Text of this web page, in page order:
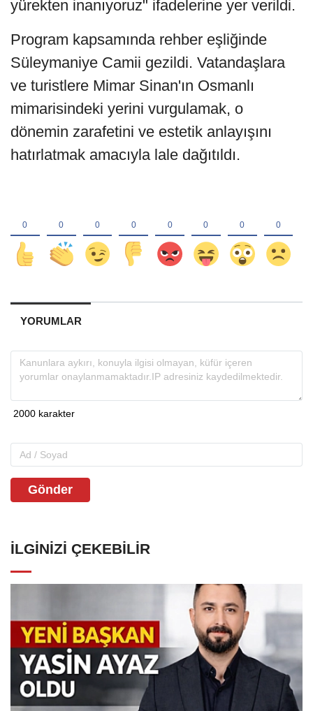
yürekten inanıyoruz" ifadelerine yer verildi.
Program kapsamında rehber eşliğinde
Süleymaniye Camii gezildi. Vatandaşlara
ve turistlere Mimar Sinan'ın Osmanlı
mimarisindeki yerini vurgulamak, o
dönemin zarafetini ve estetik anlayışını
hatırlatmak amacıyla lale dağıtıldı.
YORUMLAR
Gönder
İLGINIZI ÇEKEBILIR